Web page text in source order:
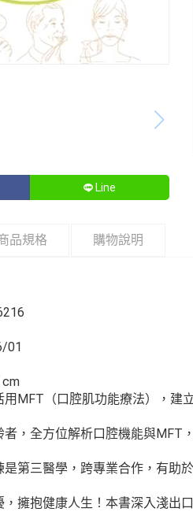
Line
品規格 購物說明
01
cm
MFT（口腔肌功能療法），建
全方位解析口腔機能與MFT，
三醫學，跨專業合作，有助於
抱健康人生！本書深入淺出口